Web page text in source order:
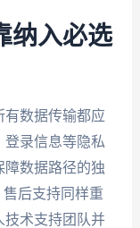
纳入必选
有数据传输都应
登录信息等隐私
障数据路径的独
后支持同样重
技术支持团队并